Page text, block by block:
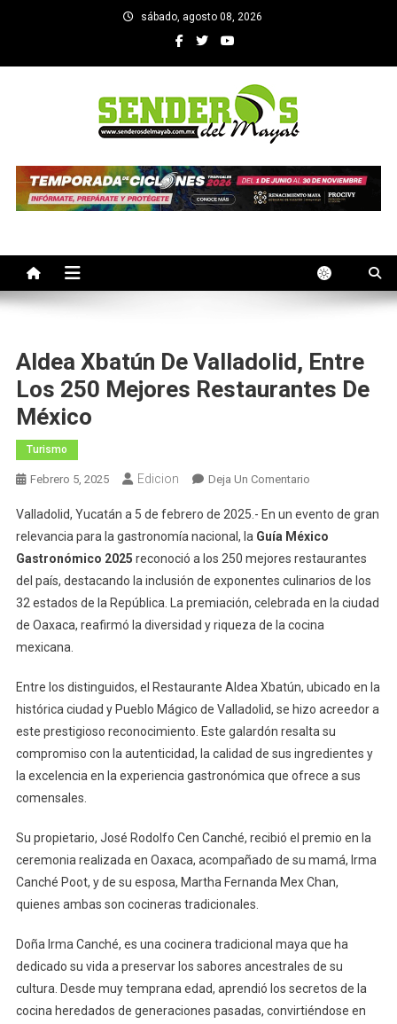
sábado, agosto 08, 2026
SENDEROS DEL MAYAB
Aldea Xbatún De Valladolid, Entre
Los 250 Mejores Restaurantes De
México
Turismo
Febrero 5, 2025 Edicion Deja Un ComentarioEn
Xbatún
De
Valladolid,
Entre
Los
250
De
Valladolid, Yucatán a 5 de febrero de 2025.- En un evento de gran
relevancia para la gastronomía nacional, la Guía México
Gastronómico 2025 reconoció a los 250 mejores restaurantes
del país, destacando la inclusión de exponentes culinarios de los
32 estados de la República. La premiación, celebrada en la ciudad
de Oaxaca, reafirmó la diversidad y riqueza de la cocina
mexicana.
Entre los distinguidos, el Restaurante Aldea Xbatún, ubicado en la
histórica ciudad y Pueblo Mágico de Valladolid, se hizo acreedor a
este prestigioso reconocimiento. Este galardón resalta su
compromiso con la autenticidad, la calidad de sus ingredientes y
la excelencia en la experiencia gastronómica que ofrece a sus
comensales.
Su propietario, José Rodolfo Cen Canché, recibió el premio en la
ceremonia realizada en Oaxaca, acompañado de su mamá, Irma
Canché Poot, y de su esposa, Martha Fernanda Mex Chan,
quienes ambas son cocineras tradicionales.
Doña Irma Canché, es una cocinera tradicional maya que ha
dedicado su vida a preservar los sabores ancestrales de su
cultura. Desde muy temprana edad, aprendió los secretos de la
cocina heredados de generaciones pasadas, convirtiéndose en